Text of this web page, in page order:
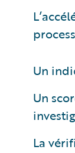
Un
Un
La